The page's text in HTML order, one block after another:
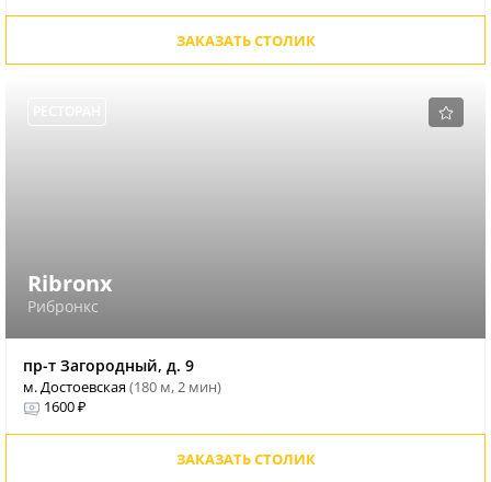
ЗАКАЗАТЬ СТОЛИК
Ribronx
Рибронкс
пр-т Загородный, д. 9
м. Достоевская(180 м, 2 мин)
1600 ₽
ЗАКАЗАТЬ СТОЛИК